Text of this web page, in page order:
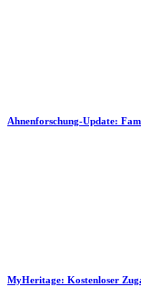
Ahnenforschung-Update:
MyHeritage: Kostenloser